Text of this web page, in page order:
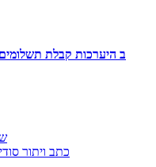
“ב היערכות קבלת
כתב ויתור